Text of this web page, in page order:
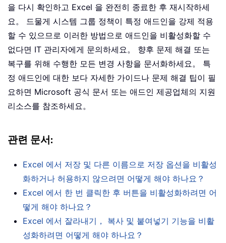
을 다시 확인하고 Excel 을 완전히 종료한 후 재시작하세
요。 드물게 시스템 그룹 정책이 특정 애드인을 강제 적용
할 수 있으므로 이러한 방법으로 애드인을 비활성화할 수
없다면 IT 관리자에게 문의하세요。 향후 문제 해결 또는
복구를 위해 수행한 모든 변경 사항을 문서화하세요。 특
정 애드인에 대한 보다 자세한 가이드나 문제 해결 팁이 필
요하면 Microsoft 공식 문서 또는 애드인 제공업체의 지원
리소스를 참조하세요。
관련 문서:
Excel 에서 저장 및 다른 이름으로 저장 옵션을 비활성
화하거나 허용하지 않으려면 어떻게 해야 하나요？
Excel 에서 한 번 클릭한 후 버튼을 비활성화하려면 어
떻게 해야 하나요？
Excel 에서 잘라내기， 복사 및 붙여넣기 기능을 비활
성화하려면 어떻게 해야 하나요？